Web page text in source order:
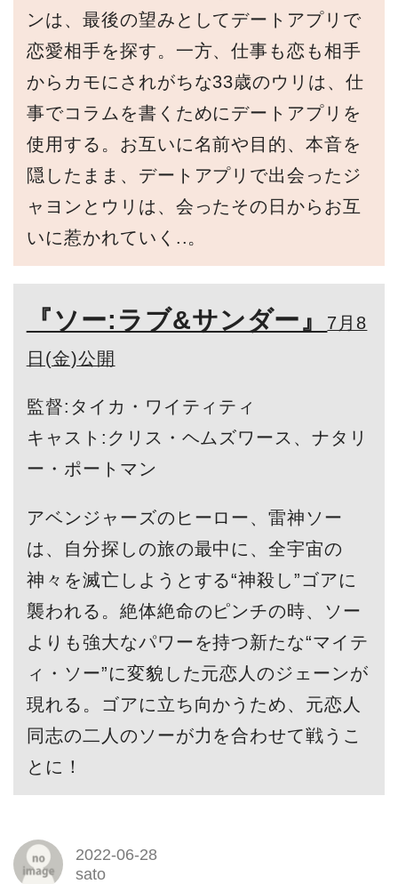
ンは、最後の望みとしてデートアプリで
恋愛相手を探す。一方、仕事も恋も相手
からカモにされがちな33歳のウリは、仕
事でコラムを書くためにデートアプリを
使用する。お互いに名前や目的、本音を
隠したまま、デートアプリで出会ったジ
ャヨンとウリは、会ったその日からお互
いに惹かれていく..。
『ソー:ラブ&サンダー』
7月8
日(金)公開
監督:タイカ・ワイティティ
キャスト:クリス・ヘムズワース、ナタリ
ー・ポートマン
アベンジャーズのヒーロー、雷神ソー
は、自分探しの旅の最中に、全宇宙の
神々を滅亡しようとする“神殺し”ゴアに
襲われる。絶体絶命のピンチの時、ソー
よりも強大なパワーを持つ新たな“マイテ
ィ・ソー”に変貌した元恋人のジェーンが
現れる。ゴアに立ち向かうため、元恋人
同志の二人のソーが力を合わせて戦うこ
とに！
2022-06-28
sato